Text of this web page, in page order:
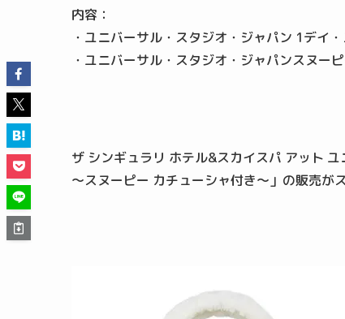
内容：
・ユニバーサル・スタジオ・ジャパン 1デイ
・ユニバーサル・スタジオ・ジャパンスヌー
ザ シンギュラリ ホテル&スカイスパ アット
～スヌーピー カチューシャ付き～」の販売がス